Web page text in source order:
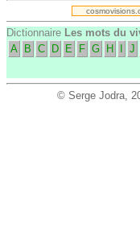
Dictionnaire Les mots du
A
B C D E F G H J
© Serge Jodra,